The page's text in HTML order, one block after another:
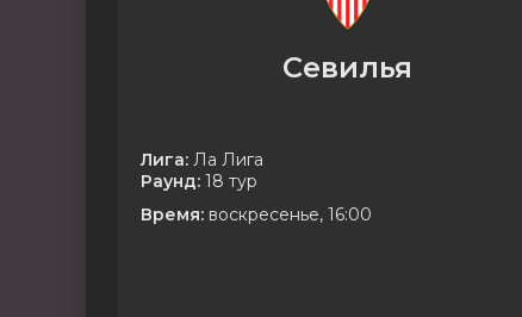
Севилья
Лига: Ла Лига
Раунд: 18 тур
Время: воскресенье, 16:00